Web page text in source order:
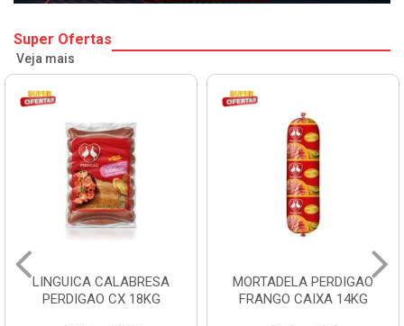
Super Ofertas
Veja mais
MORTADELA PERDIGAO
FRANGO CAIXA 14KG
SALSICHA HOT DOG
PERDIGAO CX 20KG